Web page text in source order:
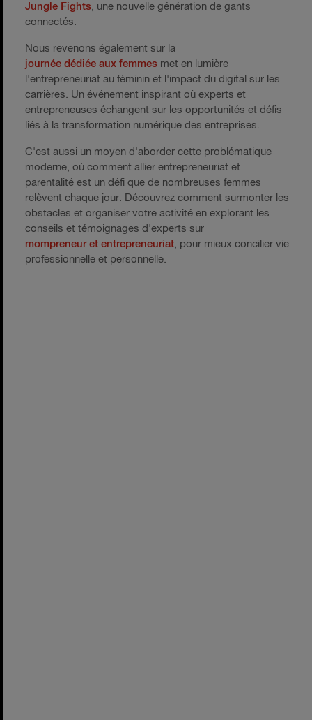
Jungle Fights , une nouvelle génération de gants
connectés.
Nous revenons également sur la
journée dédiée aux femmes met en lumière
l'entrepreneuriat au féminin et l'impact du digital sur les
carrières. Un événement inspirant où experts et
entrepreneuses échangent sur les opportunités et défis
liés à la transformation numérique des entreprises.
C'est aussi un moyen d'aborder cette problématique
moderne, où comment allier entrepreneuriat et
parentalité est un défi que de nombreuses femmes
relèvent chaque jour. Découvrez comment surmonter les
obstacles et organiser votre activité en explorant les
conseils et témoignages d'experts sur
mompreneur et entrepreneuriat, pour mieux concilier vie
professionnelle et personnelle.